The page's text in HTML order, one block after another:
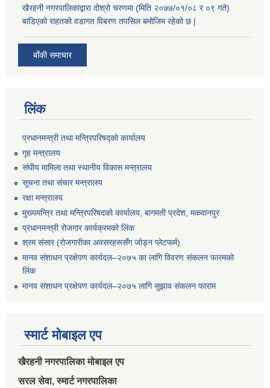
खैरहनी नगरपालिकाद्वारा दोश्रो चरणमा (मिति २०७७/०१/०८ र ०९ गते)
बाडिएको राहतको वडागत विबरण तपसिल बमोजिम रहेको छ |
बाँकी समाचार
लिंक
प्रधानमन्त्री तथा मन्त्रिपरिषद्को कार्यालय
गृह मन्त्रालय
संघीय मामिला तथा स्थानीय विकास मन्त्रालय
सूचना तथा संचार मन्त्रालय
रक्षा मन्त्रालय
मुख्यमन्त्रि तथा मन्त्रिपरिषदको कार्यालय, बागमती प्रदेश, मकवानपुर
प्रधानमन्त्री रोजगार कार्यक्रमको लिंक
श्रम संसार (रोजगारीका अवसरहरूसँग जोड्न प्लेटफर्म)
मानव संशाधन प्रक्षेपण कार्यदल–२०७५ का लागि विवरण संकलन फारमको
लिंक
मानव संशाधन प्रक्षेपण कार्यदल–२०७५ लागि सुझाव संकलन फाराम
स्मार्ट मोबाइल एप
खैरहनी नगरपालिका मोबाइल एप
सरल सेवा, स्मार्ट नगरपालिका